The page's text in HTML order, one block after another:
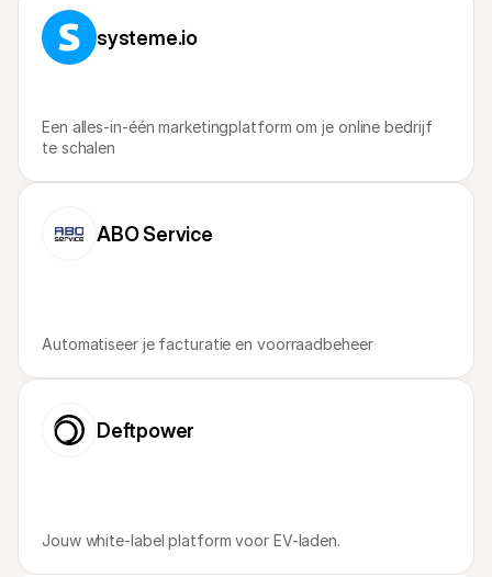
systeme.io
Een alles-in-één marketingplatform om je online bedrijf
te schalen
ABO Service
Automatiseer je facturatie en voorraadbeheer
Deftpower
Jouw white-label platform voor EV-laden.